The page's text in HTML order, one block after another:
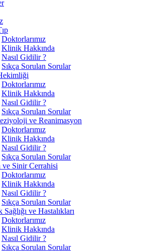
Doktorlarımız
Klinik Hakkında
Nasıl Gidilir ?
Sıkça Sorulan Sorular
Doktorlarımız
Klinik Hakkında
Nasıl Gidilir ?
Sıkça Sorulan Sorular
ve Reanimasyon
Doktorlarımız
Klinik Hakkında
Nasıl Gidilir ?
Sıkça Sorulan Sorular
Sinir Cerrahisi
Doktorlarımız
Klinik Hakkında
Nasıl Gidilir ?
Sıkça Sorulan Sorular
Sağlığı ve Hastalıkları
Doktorlarımız
Klinik Hakkında
Nasıl Gidilir ?
Sıkça Sorulan Sorular